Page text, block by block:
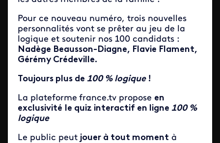
Pour ce nouveau numéro, trois nouvelles
personnalités vont se prêter au jeu de la
logique et soutenir nos 100 candidats :
Nadège Beausson-Diagne, Flavie Flament,
Gérémy Crédeville.
Toujours plus de 100 % logique !
La plateforme france.tv propose en
exclusivité le quiz interactif en ligne 100 %
logique
Le public peut jouer à tout moment à